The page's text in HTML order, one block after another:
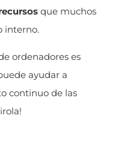
que muchos
interno.
ordenadores es
ayudar a
continuo de las